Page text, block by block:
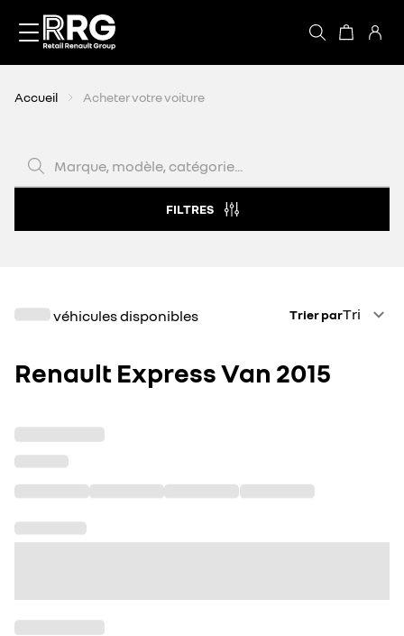
Accueil Acheter votre voiture
FILTRES
véhicules disponibles Trier parTri
Renault Express Van 2015